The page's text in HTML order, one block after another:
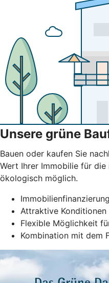
Unsere grüne
Bauen oder kaufen Sie
Wert Ihrer Immobilie für die
ökologisch möglich.
Attraktive
Flexible Möglichkeit
Kombination mit dem